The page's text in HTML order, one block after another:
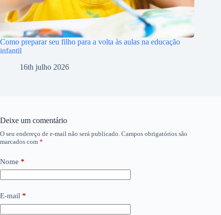
Como preparar seu filho para a volta às aulas na educação
infantil
16th julho 2026
Deixe um comentário
O seu endereço de e-mail não será publicado. Campos obrigatórios são
marcados com *
Nome *
E-mail *